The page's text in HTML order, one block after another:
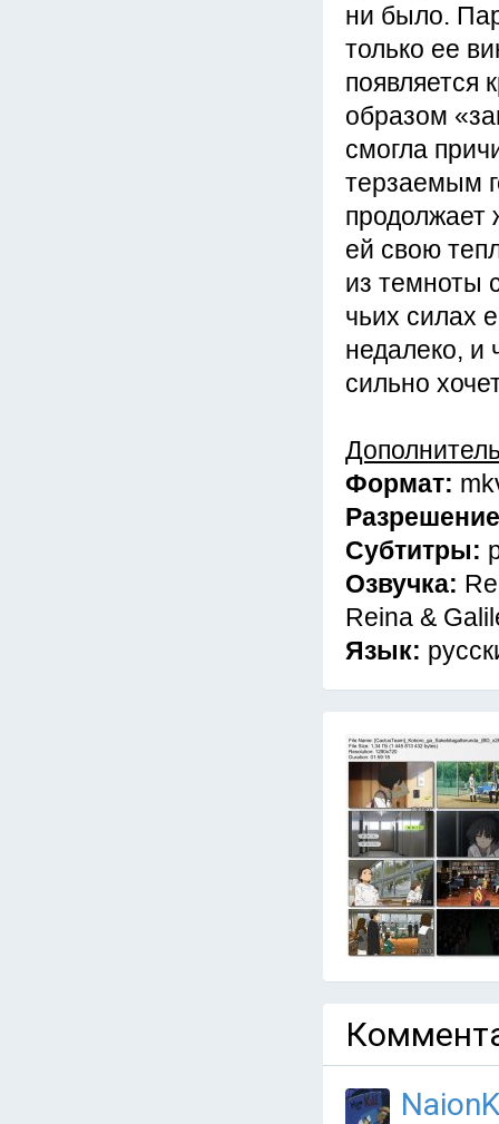
ни было.
только ее
появляется
образом
смогла
терзаемым
продолжает
ей свою
из темноты
чьих силах
недалеко, и
сильно
Формат:
Субтитры:
Озвучка:
Reina &
Язык: